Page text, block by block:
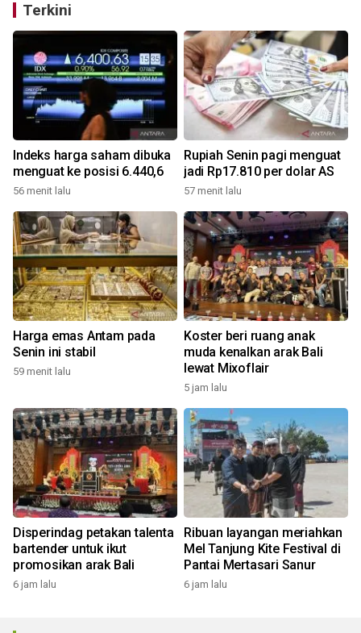
Terkini
Indeks harga saham dibuka
menguat ke posisi 6.440,6
56 menit lalu
Rupiah Senin pagi menguat
jadi Rp17.810 per dolar AS
57 menit lalu
Harga emas Antam pada
Senin ini stabil
59 menit lalu
Koster beri ruang anak
muda kenalkan arak Bali
lewat Mixoflair
5 jam lalu
Disperindag petakan talenta
bartender untuk ikut
promosikan arak Bali
6 jam lalu
Ribuan layangan meriahkan
Mel Tanjung Kite Festival di
Pantai Mertasari Sanur
6 jam lalu